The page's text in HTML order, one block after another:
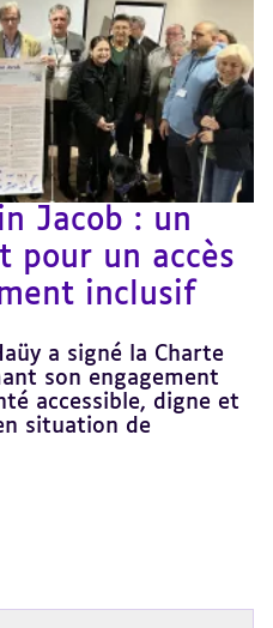
Jacob : un
pour un accès
inclusif
a signé la Charte
son engagement
accessible, digne et
situation de